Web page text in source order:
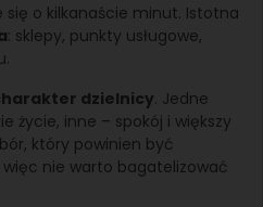
o kilkanaście minut. Istotna
: sklepy, punkty usługowe,
dzielnicy. Jedne
życie, inne – spokój i większy
który powinien być
nie warto bagatelizować